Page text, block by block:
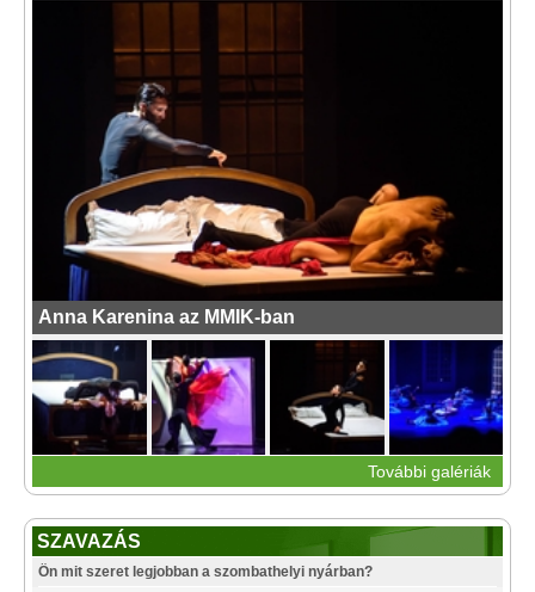
Anna Karenina az MMIK-ban
További galériák
SZAVAZÁS
Ön mit szeret legjobban a szombathelyi nyárban?